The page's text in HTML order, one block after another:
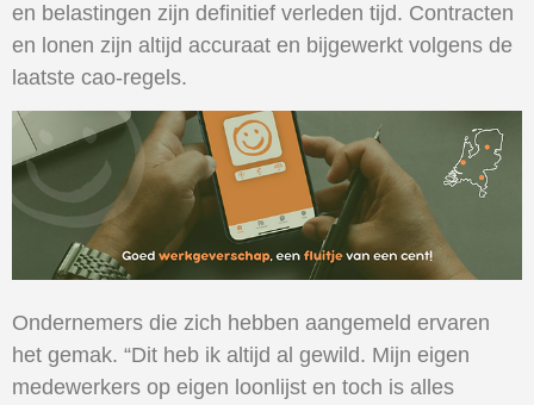
en belastingen zijn definitief verleden tijd. Contracten
en lonen zijn altijd accuraat en bijgewerkt volgens de
laatste cao-regels.
Ondernemers die zich hebben aangemeld ervaren
het gemak. “Dit heb ik altijd al gewild. Mijn eigen
medewerkers op eigen loonlijst en toch is alles